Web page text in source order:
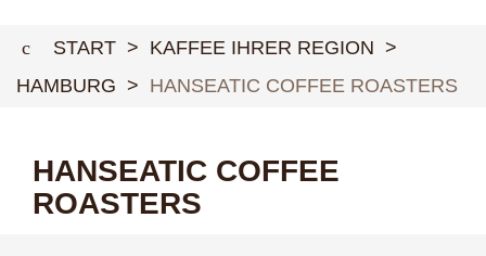
Coffee Plantation Login
Agent Login
Downloads
START > KAFFEE IHRER REGION >
HAMBURG > HANSEATIC COFFEE ROASTERS
HANSEATIC COFFEE
ROASTERS